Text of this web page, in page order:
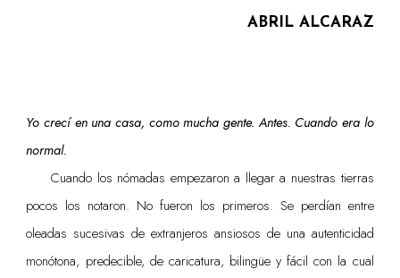
ABRIL ALCARAZ
Yo crecí en una casa, como mucha gente. Antes. Cuando era lo
normal.
Cuando los nómadas empezaron a llegar a nuestras tierras
pocos los notaron. No fueron los primeros. Se perdían entre
oleadas sucesivas de extranjeros ansiosos de una autenticidad
monótona, predecible, de caricatura, bilingüe y fácil con la cual